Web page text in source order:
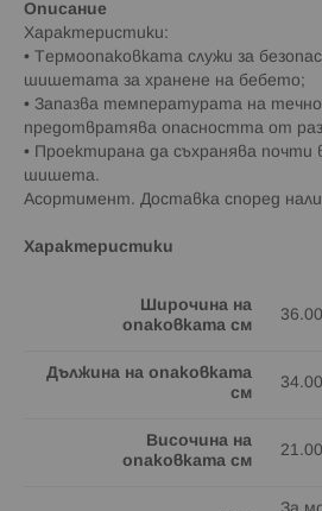
Описание
Характеристики:
• Термоопаковката служи за
шишетата за хранене на бебето;
• Запазва температурата на
предотвратява опасността от
• Проектирана да съхранява почти
шишета.
Асортимент. Доставка според
Характеристики
Широчина на
опаковката см
Дължина на опаковката
см
Височина на
опаковката см